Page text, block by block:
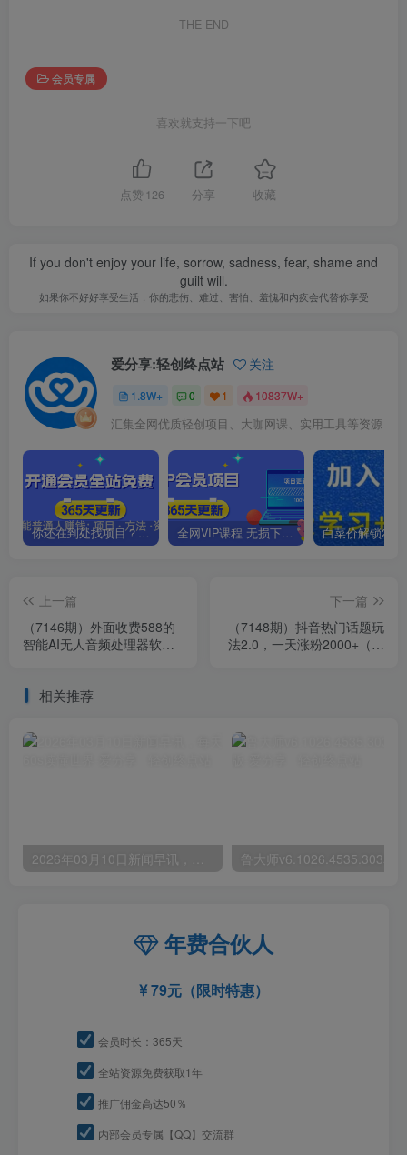
THE END
会员专属
喜欢就支持一下吧
点赞 126 分享 收藏
If you don't enjoy your life, sorrow, sadness, fear, shame and
guilt will.
如果你不好好享受生活，你的悲伤、难过、害怕、羞愧和内疚会代替你享受
爱分享:轻创终点站 关注
1.8W+ 0 1 10837W+
汇集全网优质轻创项目、大咖网课、实用工具等资源
你还在到处找项目？还在当韭菜？我靠卖项目一个月收入5万+，曾经我也是个失败者。 全网VIP课程 无损下载~.~
上一篇
（7146期）外面收费588的
智能AI无人音频处理器软
下一篇
（7148期）抖音热门话题玩
法2.0，一天涨粉2000+（附
相关推荐
年费合伙人
79元（限时特惠）
会员时长：365天
全站资源免费获取1年
推广佣金高达50％
内部会员专属【QQ】交流群